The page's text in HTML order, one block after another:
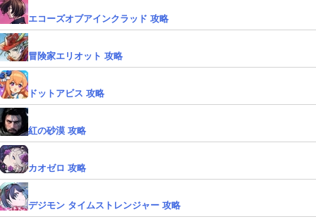
エコーズオブアインクラッド 攻略
冒険家エリオット 攻略
ドットアビス 攻略
紅の砂漠 攻略
カオゼロ 攻略
デジモン タイムストレンジャー 攻略